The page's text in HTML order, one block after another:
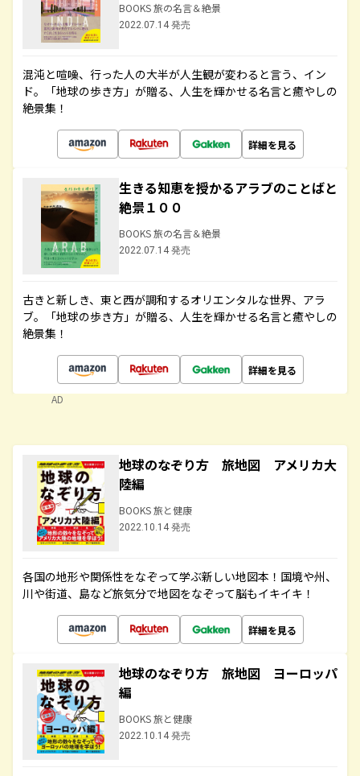
BOOKS 旅の名言＆絶景
2022.07.14 発売
混沌と喧噪、行った人の大半が人生観が変わると言う、イン
ド。「地球の歩き方」が贈る、人生を輝かせる名言と癒やしの
絶景集！
詳細を見る
生きる知恵を授かるアラブのことばと
絶景１００
BOOKS 旅の名言＆絶景
2022.07.14 発売
古きと新しき、東と西が調和するオリエンタルな世界、アラ
ブ。「地球の歩き方」が贈る、人生を輝かせる名言と癒やしの
絶景集！
詳細を見る
AD
地球のなぞり方 旅地図 アメリカ大
陸編
BOOKS 旅と健康
2022.10.14 発売
各国の地形や関係性をなぞって学ぶ新しい地図本！国境や州、
川や街道、島など旅気分で地図をなぞって脳もイキイキ！
詳細を見る
地球のなぞり方 旅地図 ヨーロッパ
編
BOOKS 旅と健康
2022.10.14 発売